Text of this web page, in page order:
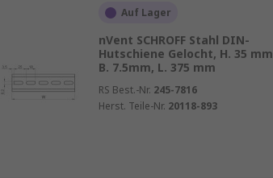
Auf Lager
nVent SCHROFF Stahl DIN-
Hutschiene Gelocht, H. 35 mm
B. 7.5mm, L. 375 mm
RS Best.-Nr. 245-7816
Herst. Teile-Nr. 20118-893